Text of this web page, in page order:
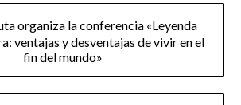
organiza la conferencia «Leyenda
ventajas y desventajas de vivir en el
fin del mundo»